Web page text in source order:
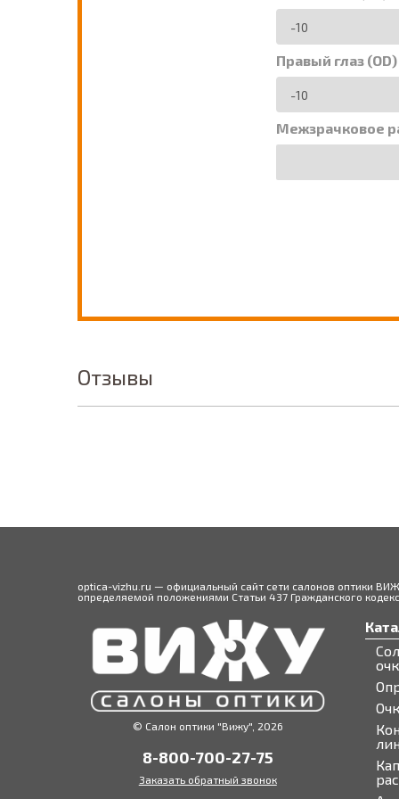
Правый глаз
Межзрачковое
Отзывы
optica-vizhu.ru — официальный сайт сети салонов оптики
определяемой положениями Статьи 437 Гражданского
© Салон оптики "Вижу", 2026
8-800-700-27-75
Заказать обратный звонок